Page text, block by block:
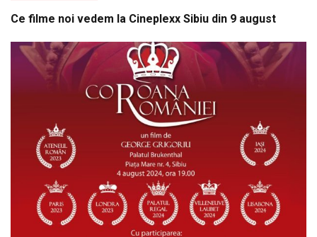
Ce filme noi vedem la Cineplexx Sibiu din 9 august